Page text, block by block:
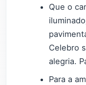
Que o
Celebro
alegria.
Para a